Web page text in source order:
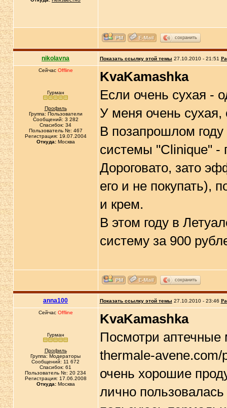
сохранить
nikolavna Показать ссылку этой темы 27.10.2010 - 21:51
Сейчас Offline
Гурман
Профиль
Группа: Пользователи
Сообщений: 3 282
Спасибок: 34
Пользователь №: 467
Регистрация: 19.07.2004
Откуда:Москва
KvaKamashka
Если очень сухая -
У меня очень сухая,
В позапрошлом
системы "Clinique" -
Дороговато, зато
его и не покупать),
и крем.
В этом году в
систему за 900
сохранить
anna100 Показать ссылку этой темы 27.10.2010 - 23:46
Сейчас Offline
Гурман
Профиль
Группа: Модераторы
Сообщений: 11 672
Спасибок: 61
Пользователь №: 20 234
Регистрация: 17.06.2008
Откуда:Москва
KvaKamashka
Посмотри аптечные
thermale-avene.com/
очень хорошие
лично